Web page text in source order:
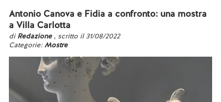
Antonio Canova e Fidia a confronto: una mostra
a Villa Carlotta
di Redazione , scritto il 31/08/2022
Categorie:Mostre